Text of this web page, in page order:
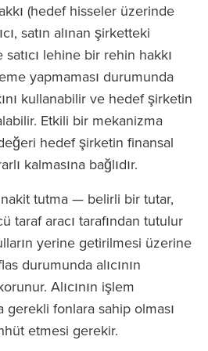
(hedef hisseler üzerinde
satın alınan şirketteki
lehine bir rehin hakkı
yapmaması durumunda
kullanabilir ve hedef şirketin
Etkili bir mekanizma
hedef şirketin finansal
kalmasına bağlıdır.
tutma — belirli bir tutar,
taraf aracı tarafından tutulur
yerine getirilmesi üzerine
durumunda alıcının
Alıcının işlem
gerekli fonlara sahip olması
etmesi gerekir.